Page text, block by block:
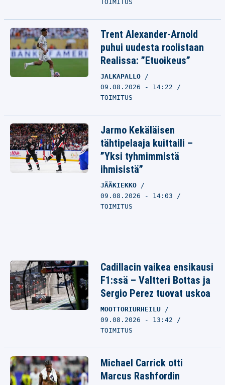
TOIMITUS
Trent Alexander-Arnold
puhui uudesta roolistaan
Realissa: ”Etuoikeus”
JALKAPALLO
09.08.2026 - 14:22
TOIMITUS
Jarmo Kekäläisen
tähtipelaaja kuittaili –
”Yksi tyhmimmistä
ihmisistä”
JÄÄKIEKKO
09.08.2026 - 14:03
TOIMITUS
Cadillacin vaikea ensikausi
F1:ssä – Valtteri Bottas ja
Sergio Perez tuovat uskoa
MOOTTORIURHEILU
09.08.2026 - 13:42
TOIMITUS
Michael Carrick otti
Marcus Rashfordin